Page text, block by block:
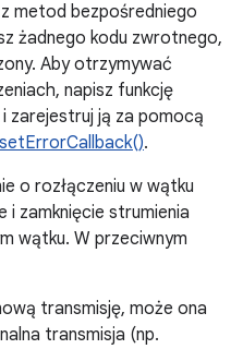
metod bezpośredniego
żadnego kodu zwrotnego,
Aby otrzymywać
napisz funkcję
i zarejestruj ją za pomocą
.
o rozłączeniu w wątku
i zamknięcie strumienia
wątku. W przeciwnym
transmisję, może ona
transmisja (np.